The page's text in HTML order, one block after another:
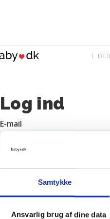
Samtykke
Ansvarlig brug af dine data
Log ind
E-mail